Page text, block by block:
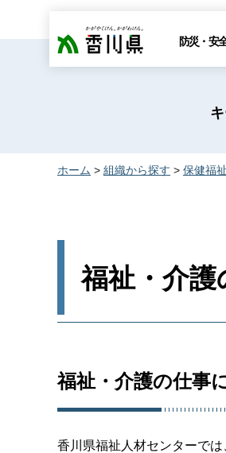
香川県 防災・安
ホーム > 組織から探す > 保健福
福祉・介
福祉・介護の仕事
香川県福祉人材センターで